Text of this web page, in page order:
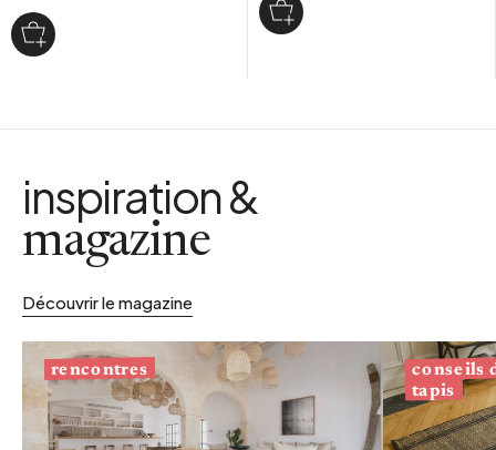
inspiration &
magazine
Découvrir le magazine
rencontres conseils
tapis